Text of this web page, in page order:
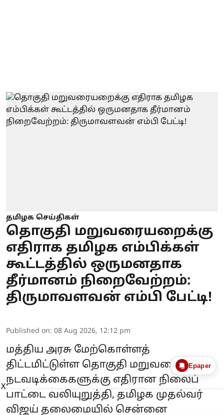
தமிழக செய்திகள்
தொகுதி மறுவரையறைக்கு
எதிராக தமிழக எம்பிக்கள்
கூட்டத்தில் ஒருமனதாக
தீர்மானம் நிறைவேற்றம்:
திருமாவளவன் எம்பி பேட்டி!
Published on: 08 Aug 2026, 12:12 pm
மத்திய அரசு மேற்கொள்ளத்
திட்டமிட்டுள்ள தொகுதி மறுவரையறை
நடவடிக்கைகளுக்கு எதிரான நிலைப்
பாட்டை வலியுறுத்தி, தமிழக முதல்வர்
விஜய் தலைமையில் சென்னை
Epaper
X